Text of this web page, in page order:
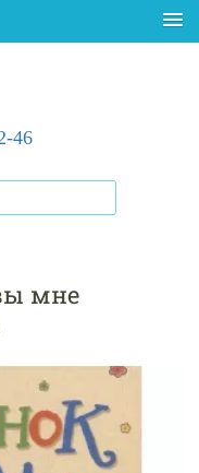
46
мне